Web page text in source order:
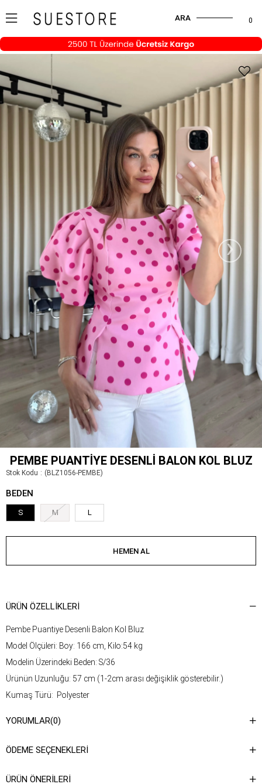
0
ARA
›
PEMBE PUANTIYE DESENLI BALON KOL BLUZ
Stok Kodu (BLZ1056-PEMBE)
BEDEN
S M L
ÜRÜN ÖZELLIKLERI
Pembe Puantiye Desenli Balon Kol Bluz
Model Ölçüleri: Boy: 166 cm, Kilo:54 kg
Modelin Üzerindeki Beden: S/36
Ürünün Uzunluğu: 57 cm (1-2cm arası değişiklik gösterebilir.)
Kumaş Türü: Polyester
Yıkama Talimatı : Ürünün iç kısmında bulunan etiketten yıkama
talimatına ulaşabilirsiniz.
YORUMLAR(0)
ÖDEME SEÇENEKLERI
ÜRÜN ÖNERILERI